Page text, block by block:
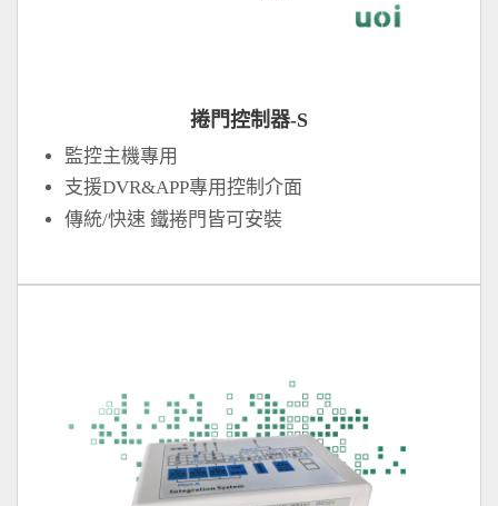
捲門控制器-S
監控主機專用
支援DVR&APP專用控制介面
傳統/快速 鐵捲門皆可安裝